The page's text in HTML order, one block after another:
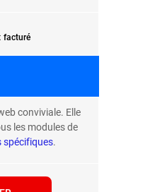
facturé
conviviale. Elle
les modules de
spécifiques.